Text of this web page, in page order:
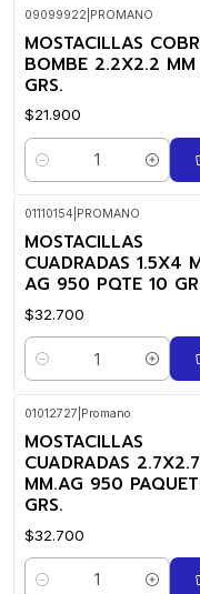
09099922 PROMANO
MOSTACILLAS
BOMBE 2.2X2.2
GRS.
$21.900
Cantidad
01110154 PROMANO
MOSTACILLAS
CUADRADAS 1.5X4
AG 950 PQTE 10
$32.700
Cantidad
01012727 Promano
MOSTACILLAS
CUADRADAS 2.7X2.7
MM.AG 950
GRS.
$32.700
Cantidad